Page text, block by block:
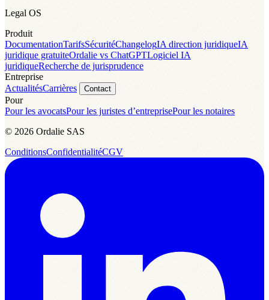
Legal OS
Produit
DocumentationTarifsSécuritéChangelogIA direction juridiqueIA
juridique gratuiteOrdalie vs ChatGPTLogiciel IA
juridiqueRecherche de jurisprudence
Entreprise
ActualitésCarrières Contact
Pour
Pour les avocatsPour les juristes d’entreprisePour les notaires
© 2026 Ordalie SAS
ConditionsConfidentialitéCGV